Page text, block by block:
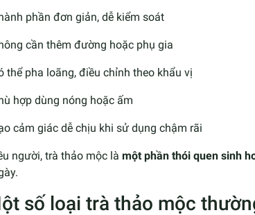
phần đơn giản, dễ kiểm soát
cần thêm đường hoặc phụ gia
thể pha loãng, điều chỉnh theo khẩu vị
hợp dùng nóng hoặc ấm
cảm giác dễ chịu khi sử dụng chậm rãi
người, trà thảo mộc là một phần thói quen sinh
số loại trà thảo mộc